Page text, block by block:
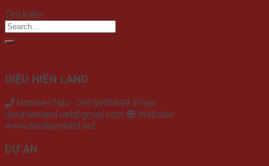
Tìm kiếm
DIỆU HIỀN LAND
Hotline/Zalo: 0925995699 Email:
dieuhienland.net@gmail.com
Website:
www.dieuhienland.net
DỰ ÁN